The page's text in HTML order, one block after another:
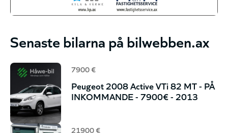
Senaste bilarna på bilwebben.ax
7900 €
Peugeot 2008 Active VTi 82 MT - PÅ
INKOMMANDE - 7900€ - 2013
21900 €